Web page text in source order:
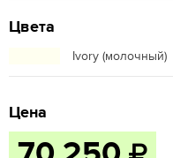
Цвета
Ivory (молочный)
Цена